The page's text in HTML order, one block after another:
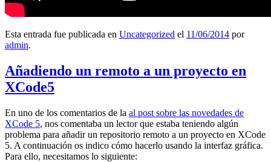
Esta entrada fue publicada en Uncategorized el 11/06/2014 por
admin.
Añadiendo un remoto a un proyecto en
XCode5
En uno de los comentarios de la al post sobre las novedades de
XCode 5, nos comentaba un lector que estaba teniendo algún
problema para añadir un repositorio remoto a un proyecto en XCode
5. A continuación os indico cómo hacerlo usando la interfaz gráfica.
Para ello, necesitamos lo siguiente: